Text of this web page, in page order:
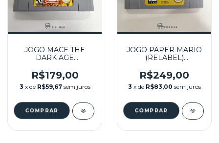
JOGO MACE THE
DARK AGE
R$179,00
3 x de R$59,67 sem juros
JOGO PAPER MARIO
(RELABEL)
R$249,00
3 x de R$83,00 sem juros